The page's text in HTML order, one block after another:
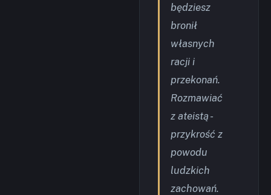
będziesz
bronił
własnych
racji i
przekonań.
Rozmawiać
z ateistą -
przykrość z
powodu
ludzkich
zachowań.